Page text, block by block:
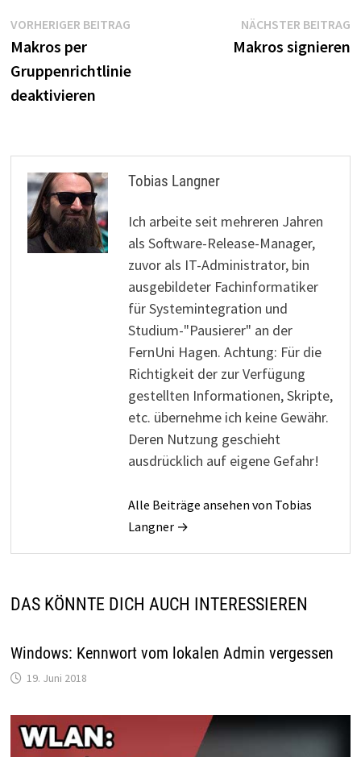
Beitragsnavigation
VORHERIGER BEITRAGVorheriger
Makros per
Gruppenrichtlinie
deaktivieren
NÄCHSTER BEITRAG
Makros signieren
Tobias Langner
Ich arbeite seit mehreren Jahren
als Software-Release-Manager,
zuvor als IT-Administrator, bin
ausgebildeter Fachinformatiker
für Systemintegration und
Studium-"Pausierer" an der
FernUni Hagen. Achtung: Für die
Richtigkeit der zur Verfügung
gestellten Informationen, Skripte,
etc. übernehme ich keine Gewähr.
Deren Nutzung geschieht
ausdrücklich auf eigene Gefahr!
Alle Beiträge ansehen von Tobias
Langner →
DAS KÖNNTE DICH AUCH INTERESSIEREN
Windows: Kennwort vom lokalen Admin vergessen
19. Juni 2018